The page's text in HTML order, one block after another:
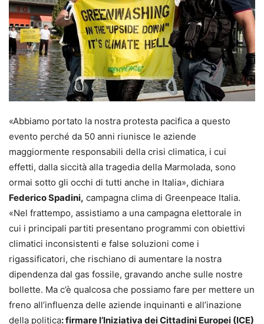
«Abbiamo portato la nostra protesta pacifica a questo
evento perché da 50 anni riunisce le aziende
maggiormente responsabili della crisi climatica, i cui
effetti, dalla siccità alla tragedia della Marmolada, sono
ormai sotto gli occhi di tutti anche in Italia», dichiara
Federico Spadini, campagna clima di Greenpeace Italia.
«Nel frattempo, assistiamo a una campagna elettorale in
cui i principali partiti presentano programmi con obiettivi
climatici inconsistenti e false soluzioni come i
rigassificatori, che rischiano di aumentare la nostra
dipendenza dal gas fossile, gravando anche sulle nostre
bollette. Ma c’è qualcosa che possiamo fare per mettere un
freno all’influenza delle aziende inquinanti e all’inazione
della politica: firmare l’Iniziativa dei Cittadini Europei (ICE)